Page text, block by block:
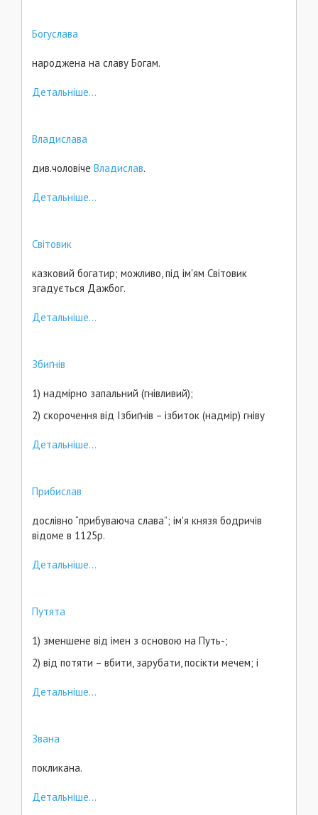
Богуслава
народжена на славу Богам.
Детальніше...
Владислава
див.чоловіче Владислав.
Детальніше...
Світовик
казковий богатир; можливо, під ім'ям Світовик
згадується Дажбог.
Детальніше...
Збиґнів
1) надмірно запальний (гнівливий);
2) скорочення від Ізбиґнів – ізбиток (надмір) гніву
Детальніше...
Прибислав
дослівно “прибуваюча слава”; ім'я князя бодричів
відоме в 1125р.
Детальніше...
Путята
1) зменшене від імен з основою на Путь-;
2) від потяти – вбити, зарубати, посікти мечем; і
Детальніше...
Звана
покликана.
Детальніше...